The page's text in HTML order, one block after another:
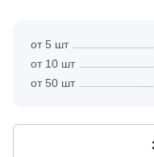
от 5 шт
от 10 шт
от 50 шт